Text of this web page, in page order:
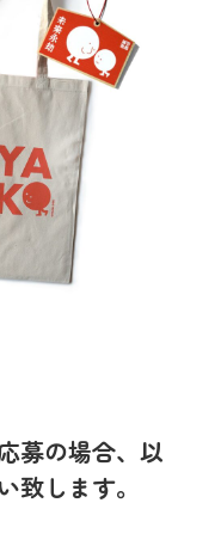
募の場合、以
致します。